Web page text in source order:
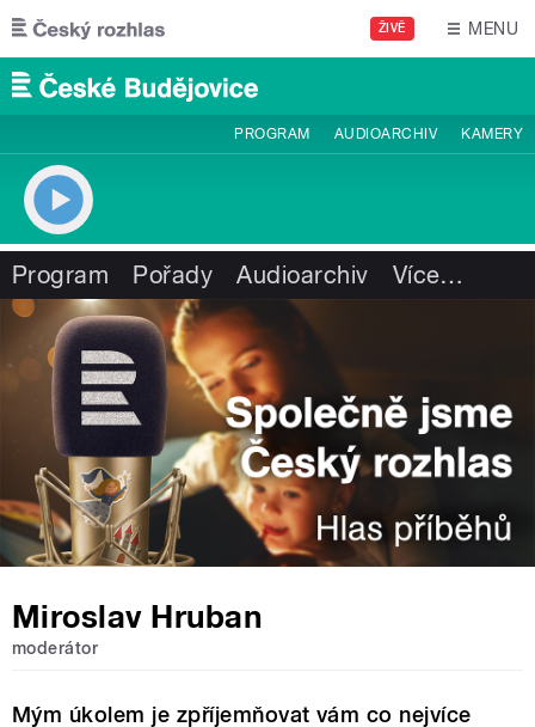
Přejít k hlavnímu obsahu
ŽIVĚ MENU
PROGRAM AUDIOARCHIV KAMERY
Program Pořady Audioarchiv Více…
Miroslav Hruban
moderátor
Mým úkolem je zpříjemňovat vám co nejvíce